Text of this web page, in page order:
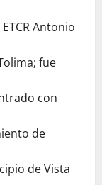
Antonio
fue
con
de
de Vista